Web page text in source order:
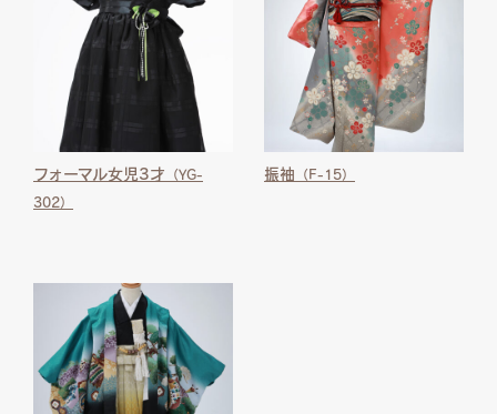
フォーマル女児3才 （YG-
302）
振袖 （F-15）